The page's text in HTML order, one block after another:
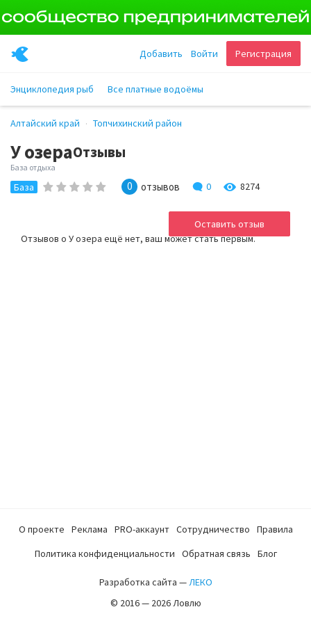
Регистрация
Войти
Добавить
Энциклопедия рыб Все платные водоёмы
Алтайский край Топчихинский район
У озераОтзывы
База отдыха
База 0 отзывов 0 8274
Отзывов о У озера ещё нет, ваш может стать первым.
Оставить отзыв
О проекте Реклама PRO-аккаунт Сотрудничество
Правила
Политика конфиденциальности
Обратная связь Блог
Разработка сайта —ЛЕКО
© 2016 — 2026 Ловлю